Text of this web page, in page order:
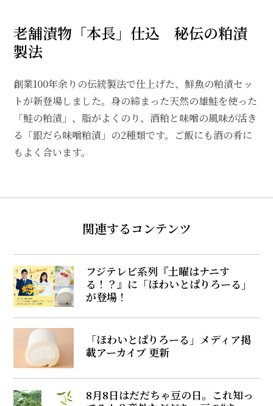
老舗漬物「本長」仕込 秘伝の粕漬
製法
創業100年余りの伝統製法で仕上げた、鮮魚の粕漬セッ
トが新登場しました。身の締まった天然の雄鮭を使った
「鮭の粕漬」、脂がよくのり、酒粕と味噌の風味が活き
る「銀だら味噌粕漬」の2種類です。ご飯にも酒の肴に
もよく合います。
関連するコンテンツ
フジテレビ系列『土曜はナニす
る！？』に「ほわいとぱりろーる」
が登場！
「ほわいとぱりろーる」メディア掲
載アーカイブ 更新
8月8日はだだちゃ豆の日。これ知っ